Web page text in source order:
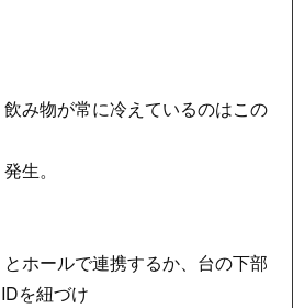
み物が常に冷えているのはこの
生。
ホールで連携するか、台の下部
を紐づけ